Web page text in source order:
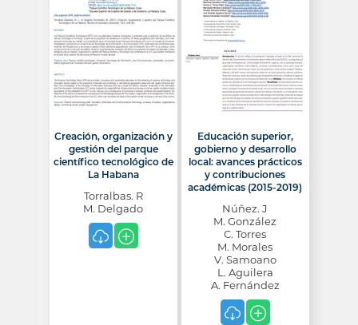
Creación, organización y
gestión del parque
científico tecnológico de
La Habana
Torralbas. R
M. Delgado
Educación superior,
gobierno y desarrollo
local: avances prácticos
y contribuciones
académicas (2015-2019)
Núñez. J
M. González
C. Torres
M. Morales
V. Samoano
L. Aguilera
A. Fernández